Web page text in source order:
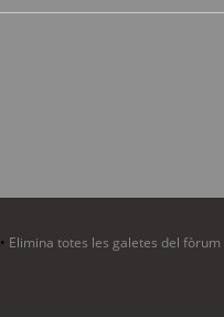
• Elimina totes les galetes del fòrum